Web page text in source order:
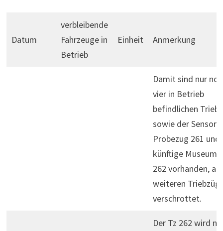
Datum
verbleibende
Fahrzeuge in
Betrieb
Einheit Anmerkung
Damit sind nur
vier in Betrieb
befindlichen
sowie der
Probezug 261 und
künftige
262 vorhanden,
weiteren
verschrottet.
Der Tz 262 wird